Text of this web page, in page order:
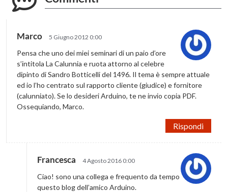
Marco 5 Giugno 2012 0:00
Pensa che uno dei miei seminari di un paio d’ore
s’intitola La Calunnia e ruota attorno al celebre
dipinto di Sandro Botticelli del 1496. Il tema è sempre attuale
ed io l’ho centrato sul rapporto cliente (giudice) e fornitore
(calunniato). Se lo desideri Arduino, te ne invio copia PDF.
Ossequiando, Marco.
Rispondi
Francesca 4 Agosto 2016 0:00
Ciao! sono una collega e frequento da tempo
questo blog dell’amico Arduino.